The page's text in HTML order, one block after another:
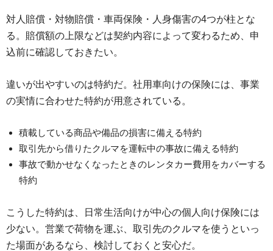
対人賠償・対物賠償・車両保険・人身傷害の4つが柱とな
る。賠償額の上限などは契約内容によって変わるため、申
込前に確認しておきたい。
違いが出やすいのは特約だ。社用車向けの保険には、事業
の実情に合わせた特約が用意されている。
積載している商品や備品の損害に備える特約
取引先から借りたクルマを運転中の事故に備える特約
事故で動かせなくなったときのレンタカー費用をカバーする
特約
こうした特約は、日常生活向けが中心の個人向け保険には
少ない。営業で荷物を運ぶ、取引先のクルマを使うといっ
た場面があるなら、検討しておくと安心だ。